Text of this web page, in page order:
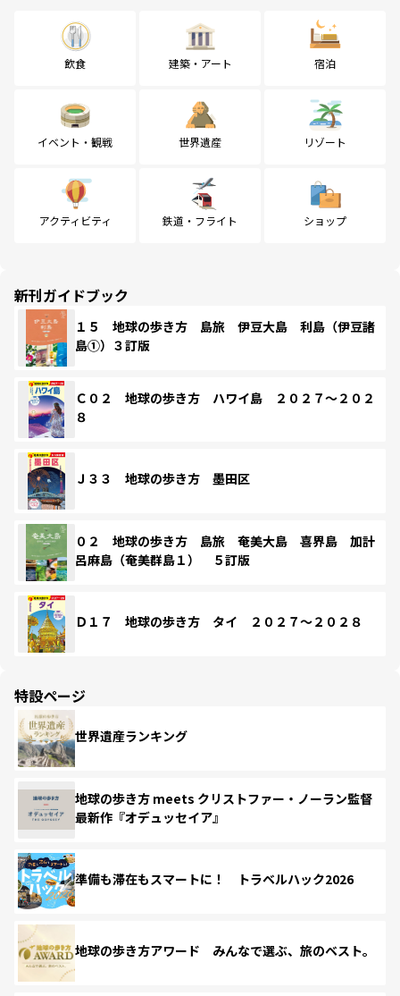
飲食 建築・アート 宿泊
イベント・観戦 世界遺産 リゾート
アクティビティ 鉄道・フライト ショップ
新刊ガイドブック
１５ 地球の歩き方 島旅 伊豆大島 利島（伊豆諸
島①）３訂版
Ｃ０２ 地球の歩き方 ハワイ島 ２０２７～２０２
８
Ｊ３３ 地球の歩き方 墨田区
０２ 地球の歩き方 島旅 奄美大島 喜界島 加計
呂麻島（奄美群島１） ５訂版
Ｄ１７ 地球の歩き方 タイ ２０２７～２０２８
特設ページ
世界遺産ランキング
地球の歩き方 meets クリストファー・ノーラン監督
最新作『オデュッセイア』
準備も滞在もスマートに！ トラベルハック2026
地球の歩き方アワード みんなで選ぶ、旅のベスト。